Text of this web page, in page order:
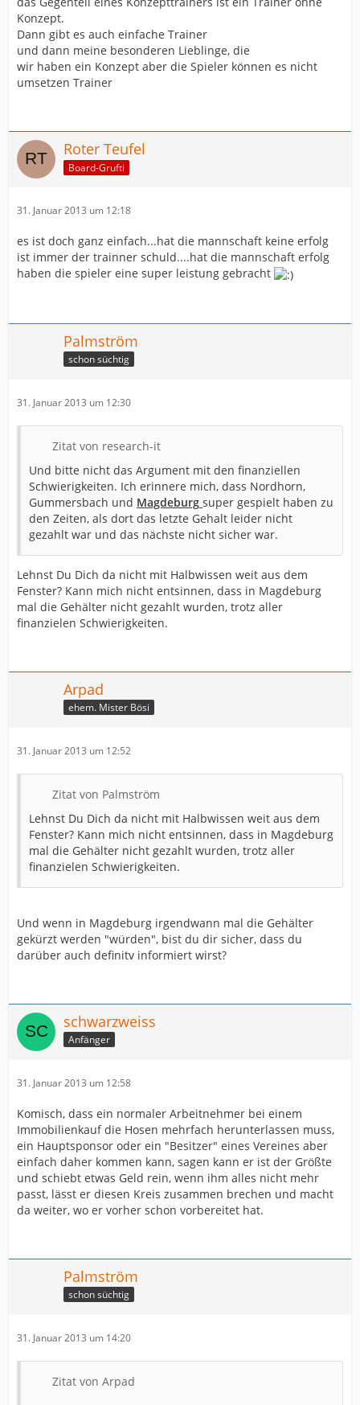
Konzept.
Dann gibt es auch einfache Trainer
und dann meine besonderen Lieblinge, die
wir haben ein Konzept aber die Spieler können es nicht
umsetzen Trainer
Roter Teufel
Board-Grufti
31. Januar 2013 um 12:18
es ist doch ganz einfach...hat die mannschaft keine erfolg
ist immer der trainner schuld....hat die mannschaft erfolg
haben die spieler eine super leistung gebracht
Palmström
schon süchtig
31. Januar 2013 um 12:30
Zitat von research-it
Und bitte nicht das Argument mit den finanziellen
Schwierigkeiten. Ich erinnere mich, dass Nordhorn,
Gummersbach und Magdeburg super gespielt haben zu
den Zeiten, als dort das letzte Gehalt leider nicht
gezahlt war und das nächste nicht sicher war.
Lehnst Du Dich da nicht mit Halbwissen weit aus dem
Fenster? Kann mich nicht entsinnen, dass in Magdeburg
mal die Gehälter nicht gezahlt wurden, trotz aller
finanzielen Schwierigkeiten.
Arpad
ehem. Mister Bösi
31. Januar 2013 um 12:52
Zitat von Palmström
Lehnst Du Dich da nicht mit Halbwissen weit aus dem
Fenster? Kann mich nicht entsinnen, dass in Magdeburg
mal die Gehälter nicht gezahlt wurden, trotz aller
finanzielen Schwierigkeiten.
Und wenn in Magdeburg irgendwann mal die Gehälter
gekürzt werden "würden", bist du dir sicher, dass du
darüber auch definitv informiert wirst?
schwarzweiss
Anfänger
31. Januar 2013 um 12:58
Komisch, dass ein normaler Arbeitnehmer bei einem
Immobilienkauf die Hosen mehrfach herunterlassen muss,
ein Hauptsponsor oder ein "Besitzer" eines Vereines aber
einfach daher kommen kann, sagen kann er ist der Größte
und schiebt etwas Geld rein, wenn ihm alles nicht mehr
passt, lässt er diesen Kreis zusammen brechen und macht
da weiter, wo er vorher schon vorbereitet hat.
Palmström
schon süchtig
31. Januar 2013 um 14:20
Zitat von Arpad